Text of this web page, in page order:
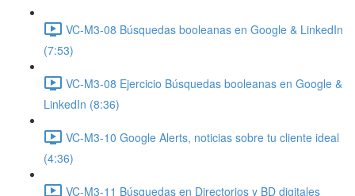
VC-M3-08 Búsquedas booleanas en Google & LinkedIn
(7:53)
VC-M3-08 Ejercicio Búsquedas booleanas en Google &
LinkedIn (8:36)
VC-M3-10 Google Alerts, noticias sobre tu cliente ideal
(4:36)
VC-M3-11 Búsquedas en Directorios y BD digitales